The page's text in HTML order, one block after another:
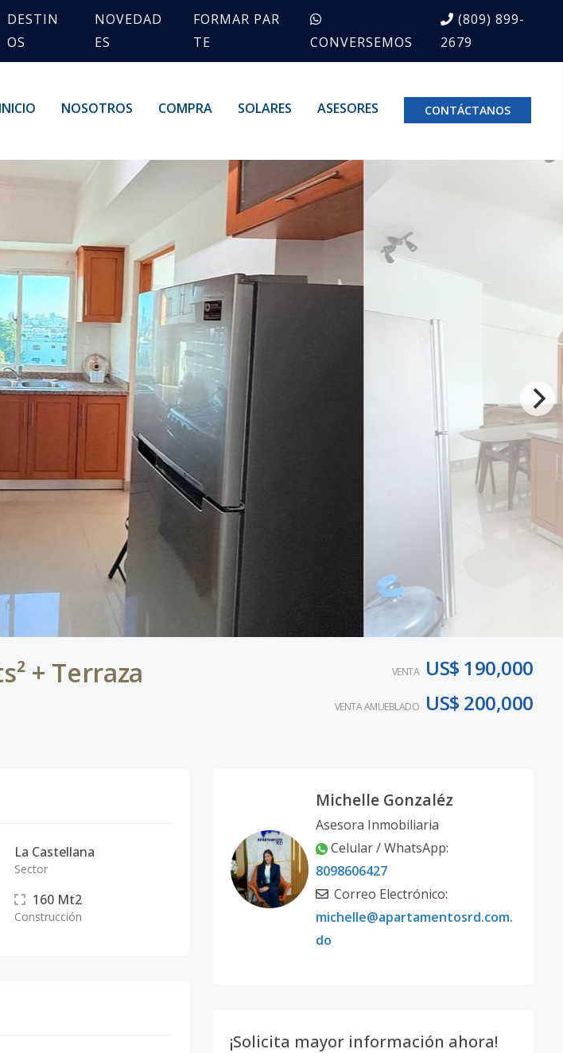
DESTIN
OS
NOVEDAD
ES
FORMAR PAR
TE
CONVERSEMOS
(809) 899-
2679
INICIO NOSOTROS COMPRA SOLARES ASESORES CONTÁCTANOS
+ Terraza
VENTA US$ 190,000
VENTA AMUEBLADO US$ 200,000
La Castellana
Sector
160 Mt2
Construcción
Michelle Gonzaléz
Asesora Inmobiliaria
Celular / WhatsApp:
8098606427
Correo Electrónico:
michelle@apartamentosrd.com.
do
¡Solicita mayor información ahora!